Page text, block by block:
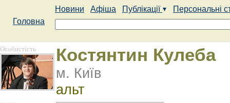
Новини Афіша Публікації
Персональні
Головна
Особистість Костянтин Кулеба
м. Київ
альт